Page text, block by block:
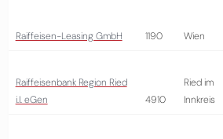
Raiffeisen-Leasing GmbH 1190 Wien
Raiffeisenbank Region Ried
i.I. eGen
4910
Ried im
Innkreis